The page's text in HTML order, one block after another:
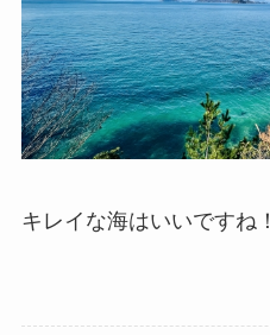
キレイな海はいいですね！